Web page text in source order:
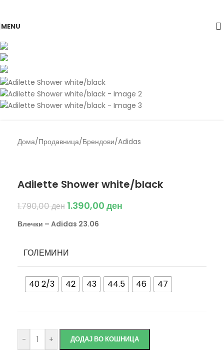
MENU
-22%
Дома/Продавница/Брендови/Adidas
Adilette Shower white/black
1.790,00ден 1.390,00 ден
Влечки – Adidas 23.06
ГОЛЕМИНИ
40 2/3 42 43 44.5 46 47
- + ДОДАЈ ВО КОШНИЦА